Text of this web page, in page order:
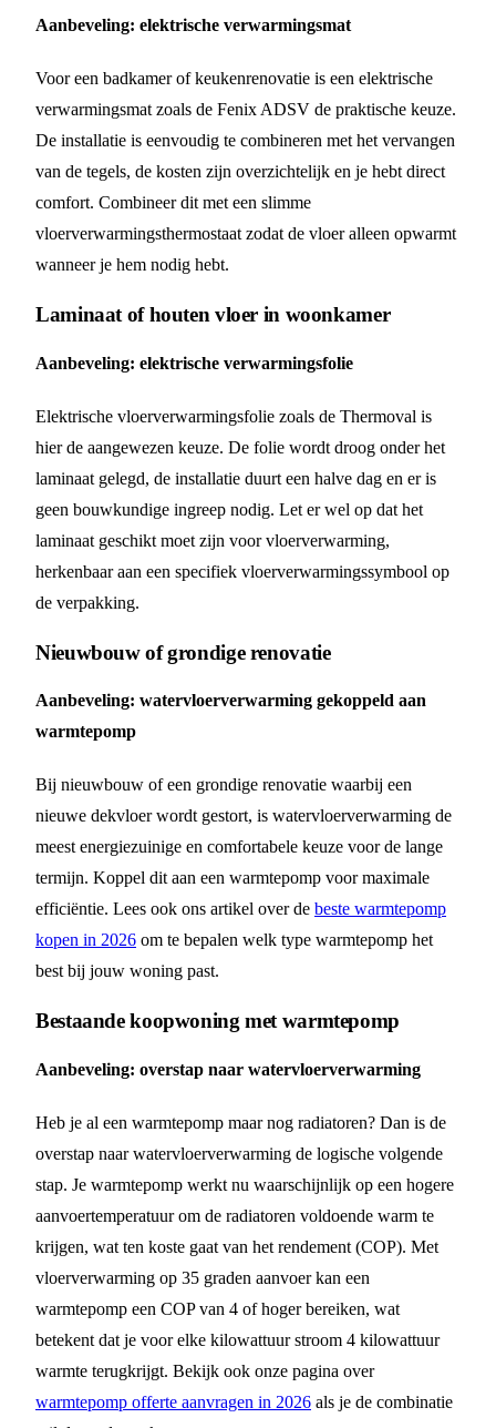
Aanbeveling: elektrische verwarmingsmat
Voor een badkamer of keukenrenovatie is een elektrische
verwarmingsmat zoals de Fenix ADSV de praktische keuze.
De installatie is eenvoudig te combineren met het vervangen
van de tegels, de kosten zijn overzichtelijk en je hebt direct
comfort. Combineer dit met een slimme
vloerverwarmingsthermostaat zodat de vloer alleen opwarmt
wanneer je hem nodig hebt.
Laminaat of houten vloer in woonkamer
Aanbeveling: elektrische verwarmingsfolie
Elektrische vloerverwarmingsfolie zoals de Thermoval is
hier de aangewezen keuze. De folie wordt droog onder het
laminaat gelegd, de installatie duurt een halve dag en er is
geen bouwkundige ingreep nodig. Let er wel op dat het
laminaat geschikt moet zijn voor vloerverwarming,
herkenbaar aan een specifiek vloerverwarmingssymbool op
de verpakking.
Nieuwbouw of grondige renovatie
Aanbeveling: watervloerverwarming gekoppeld aan
warmtepomp
Bij nieuwbouw of een grondige renovatie waarbij een
nieuwe dekvloer wordt gestort, is watervloerverwarming de
meest energiezuinige en comfortabele keuze voor de lange
termijn. Koppel dit aan een warmtepomp voor maximale
efficiëntie. Lees ook ons artikel over de beste warmtepomp
kopen in 2026 om te bepalen welk type warmtepomp het
best bij jouw woning past.
Bestaande koopwoning met warmtepomp
Aanbeveling: overstap naar watervloerverwarming
Heb je al een warmtepomp maar nog radiatoren? Dan is de
overstap naar watervloerverwarming de logische volgende
stap. Je warmtepomp werkt nu waarschijnlijk op een hogere
aanvoertemperatuur om de radiatoren voldoende warm te
krijgen, wat ten koste gaat van het rendement (COP). Met
vloerverwarming op 35 graden aanvoer kan een
warmtepomp een COP van 4 of hoger bereiken, wat
betekent dat je voor elke kilowattuur stroom 4 kilowattuur
warmte terugkrijgt. Bekijk ook onze pagina over
warmtepomp offerte aanvragen in 2026 als je de combinatie